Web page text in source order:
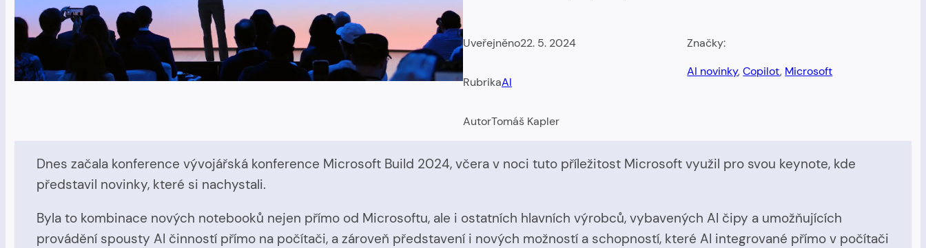
Uveřejněno22. 5. 2024
RubrikaAI
AutorTomáš Kapler
Značky:
AI novinky, Copilot, Microsoft
Dnes začala konference vývojářská konference Microsoft Build 2024, včera v noci tuto příležitost Microsoft využil pro svou keynote, kde
představil novinky, které si nachystali.
Byla to kombinace nových notebooků nejen přímo od Microsoftu, ale i ostatních hlavních výrobců, vybavených AI čipy a umožňujících
provádění spousty AI činností přímo na počítači, a zároveň představení i nových možností a schopností, které AI integrované přímo v počítači